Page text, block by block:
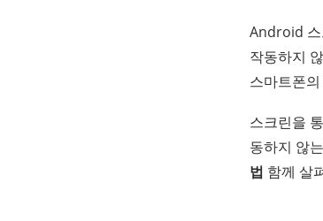
Android 스
작동하지
스마트폰
스크린을
동하지 않
법 함께 살